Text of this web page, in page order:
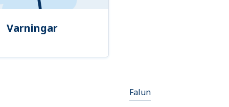
Varningar
Falun